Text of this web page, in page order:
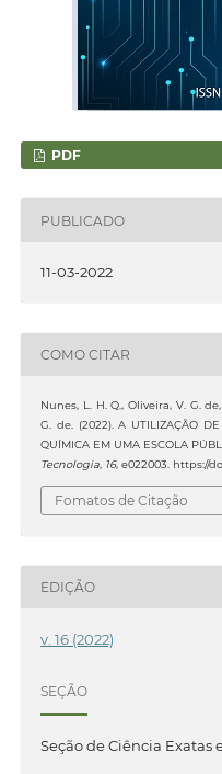
PDF
PUBLICADO
11-03-2022
COMO CITAR
Nunes, L. H. Q., Oliveira, V. G.
G. de. (2022). A UTILIZAÇÃO
QUÍMICA EM UMA ESCOLA
Tecnologia, 16, e022003. https://
Fomatos de Citação
EDIÇÃO
v. 16 (2022)
SEÇÃO
Seção de Ciência Exatas